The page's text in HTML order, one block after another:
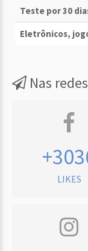
Teste por 30
Eletrônicos,
Nas
LIKES